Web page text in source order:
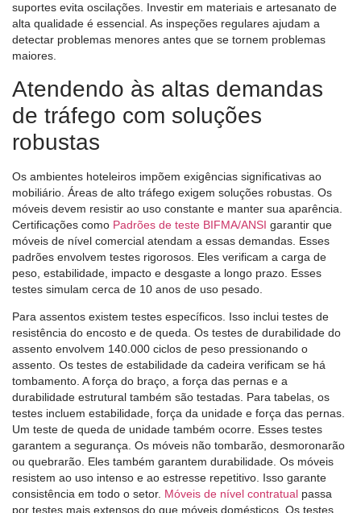
suportes evita oscilações. Investir em materiais e artesanato de
alta qualidade é essencial. As inspeções regulares ajudam a
detectar problemas menores antes que se tornem problemas
maiores.
Atendendo às altas demandas
de tráfego com soluções
robustas
Os ambientes hoteleiros impõem exigências significativas ao
mobiliário. Áreas de alto tráfego exigem soluções robustas. Os
móveis devem resistir ao uso constante e manter sua aparência.
Certificações como Padrões de teste BIFMA/ANSI garantir que
móveis de nível comercial atendam a essas demandas. Esses
padrões envolvem testes rigorosos. Eles verificam a carga de
peso, estabilidade, impacto e desgaste a longo prazo. Esses
testes simulam cerca de 10 anos de uso pesado.
Para assentos existem testes específicos. Isso inclui testes de
resistência do encosto e de queda. Os testes de durabilidade do
assento envolvem 140.000 ciclos de peso pressionando o
assento. Os testes de estabilidade da cadeira verificam se há
tombamento. A força do braço, a força das pernas e a
durabilidade estrutural também são testadas. Para tabelas, os
testes incluem estabilidade, força da unidade e força das pernas.
Um teste de queda de unidade também ocorre. Esses testes
garantem a segurança. Os móveis não tombarão, desmoronarão
ou quebrarão. Eles também garantem durabilidade. Os móveis
resistem ao uso intenso e ao estresse repetitivo. Isso garante
consistência em todo o setor. Móveis de nível contratual passa
por testes mais extensos do que móveis domésticos. Os testes